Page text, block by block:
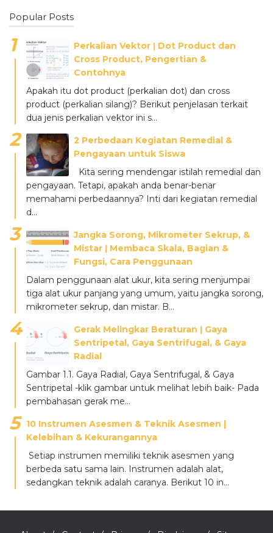
Popular Posts
Perkalian Vektor ǀ Dot Product dan
Cross Product, Pengertian &
Contohnya
Apakah itu dot product (perkalian dot) dan cross
product (perkalian silang)? Berikut penjelasan terkait
dua jenis perkalian vektor ini s...
2 Perbedaan Kegiatan Remedial &
Pengayaan untuk Siswa
Kita sering mendengar istilah remedial dan
pengayaan. Tetapi, apakah anda benar-benar
memahami perbedaannya? Inti dari kegiatan remedial
d...
Jangka Sorong, Mikrometer Sekrup, &
Mistar ǀ Membaca Skala, Bagian &
Fungsi, Cara Penggunaan
Dalam penggunaan alat ukur, kita sering menjumpai
tiga alat ukur panjang yang umum, yaitu jangka sorong,
mikrometer sekrup, dan mistar. B...
Gerak Melingkar Beraturan ǀ Gaya
Sentripetal, Gaya Sentrifugal, & Gaya
Radial
Gambar 1.1. Gaya Radial, Gaya Sentrifugal, & Gaya
Sentripetal -klik gambar untuk melihat lebih baik- Pada
pembahasan gerak me...
10 Instrumen Asesmen & Teknik Asesmen |
Kelebihan & Kekurangannya
Setiap instrumen memiliki teknik asesmen yang
berbeda satu sama lain. Instrumen adalah alat,
sedangkan teknik adalah caranya. Berikut 10 in...